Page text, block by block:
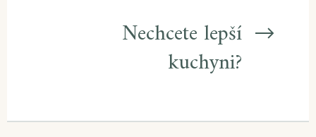
Nechcete lepší
kuchyni?